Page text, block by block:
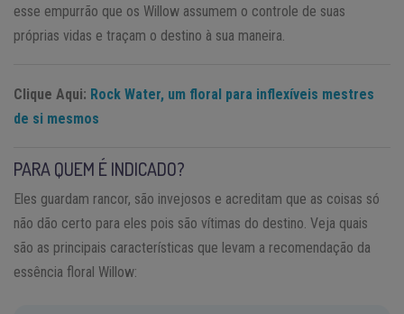
esse empurrão que os Willow assumem o controle de suas
próprias vidas e traçam o destino à sua maneira.
Clique Aqui: Rock Water, um floral para inflexíveis mestres
de si mesmos
PARA QUEM É INDICADO?
Eles guardam rancor, são invejosos e acreditam que as coisas só
não dão certo para eles pois são vítimas do destino. Veja quais
são as principais características que levam a recomendação da
essência floral Willow: